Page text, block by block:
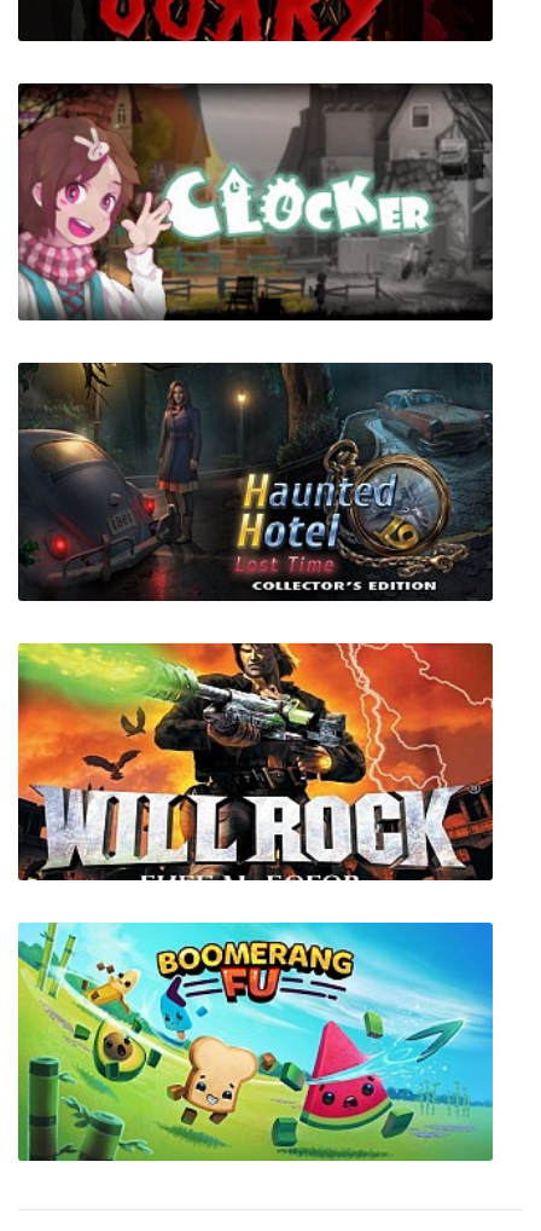
JORRY
Clocker
Проклятый отель 19: Потерянное время
Will Rock: Гибель богов